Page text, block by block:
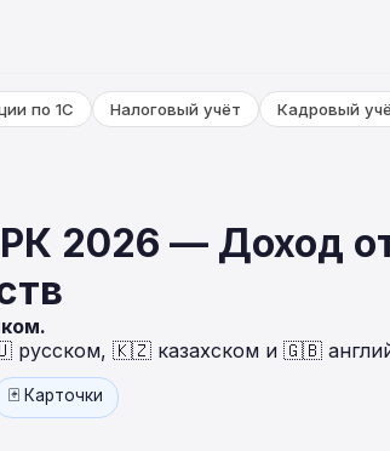
по 1С Налоговый учёт Кадровый
2026 — Доход
русском, 🇰🇿 казахском и 🇬🇧
🃏 Карточки